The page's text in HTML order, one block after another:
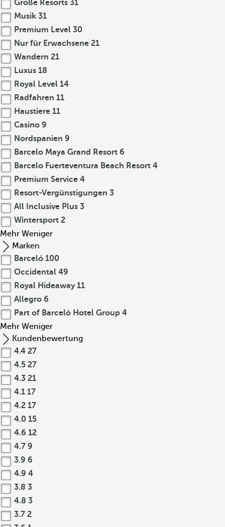
Große Resorts 31
Musik 31
Premium Level 30
Nur für Erwachsene 21
Wandern 21
Luxus 18
Royal Level 14
Radfahren 11
Haustiere 11
Casino 9
Nordspanien 9
Barcelo Maya Grand Resort 6
Barcelo Fuerteventura Beach Resort 4
Premium Service 4
Resort-Vergünstigungen 3
All Inclusive Plus 3
Wintersport 2
Mehr Weniger
Marken
Barceló 100
Occidental 49
Royal Hideaway 11
Allegro 6
Part of Barceló Hotel Group 4
Mehr Weniger
Kundenbewertung
4.4 27
4.5 27
4.3 21
4.1 17
4.2 17
4.0 15
4.6 12
4.7 9
3.9 6
4.9 4
3.8 3
4.8 3
3.7 2